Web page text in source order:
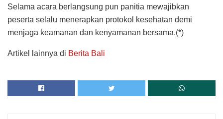
Selama acara berlangsung pun panitia mewajibkan
peserta selalu menerapkan protokol kesehatan demi
menjaga keamanan dan kenyamanan bersama.(*)
Artikel lainnya di Berita Bali